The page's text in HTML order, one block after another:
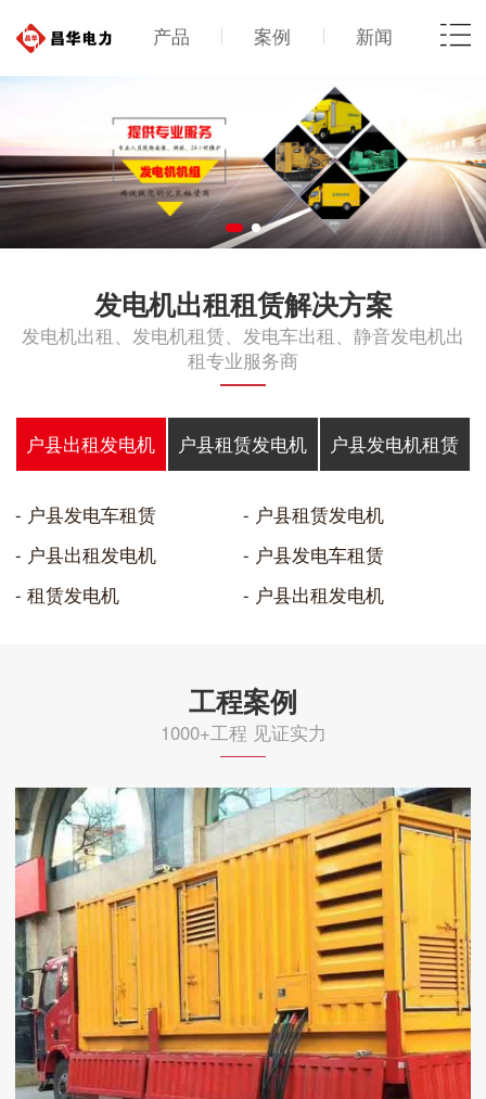
产品 案例 新闻
发电机出租租赁解决方案
发电机出租、发电机租赁、发电车出租、静音发电机出
租专业服务商
户县出租发电机 户县租赁发电机 户县发电机租赁
- 户县发电车租赁
- 户县租赁发电机
- 户县出租发电机
- 户县发电车租赁
- 租赁发电机
- 户县出租发电机
工程案例
1000+工程 见证实力